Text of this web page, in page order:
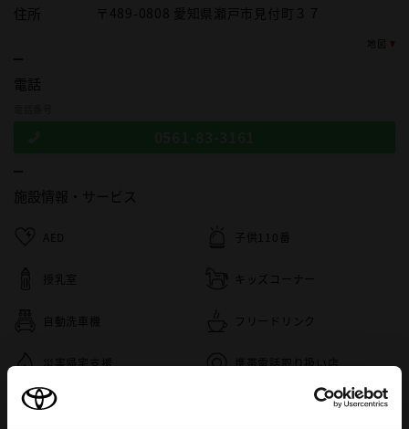
住所 〒489-0808 愛知県瀬戸市見付町３７
電話
施設情報・ サービス
AED 子供110番
授乳室 キッズコーナー
自動洗車機 フリードリンク
災害帰宅支援 携帯電話取り扱い店
車検・整備・メンテナンス取
扱店